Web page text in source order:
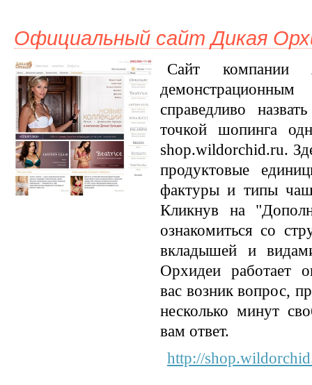
Официальный сайт Дикая
Сайт компании
справедливо
точкой шопинга
shop.wildorchid.ru.
продуктовые
фактуры и типы
Кликнув на
ознакомиться со
вкладышей и
Орхидеи работает
вас возник вопрос,
несколько минут
вам ответ.
http://